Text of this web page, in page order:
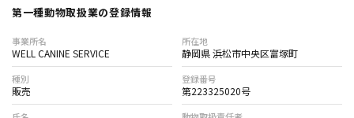
第一種動物取扱業の登録情報
事業所名
WELL CANINE SERVICE
所在地
静岡県 浜松市中央区富塚町
種別
販売
登録番号
第223325020号